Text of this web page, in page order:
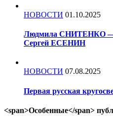
НОВОСТИ 01.10.2025
Людмила СНИТЕНКО —
Сергей ЕСЕНИН
НОВОСТИ 07.08.2025
Первая русская
<span>Особенные</span>